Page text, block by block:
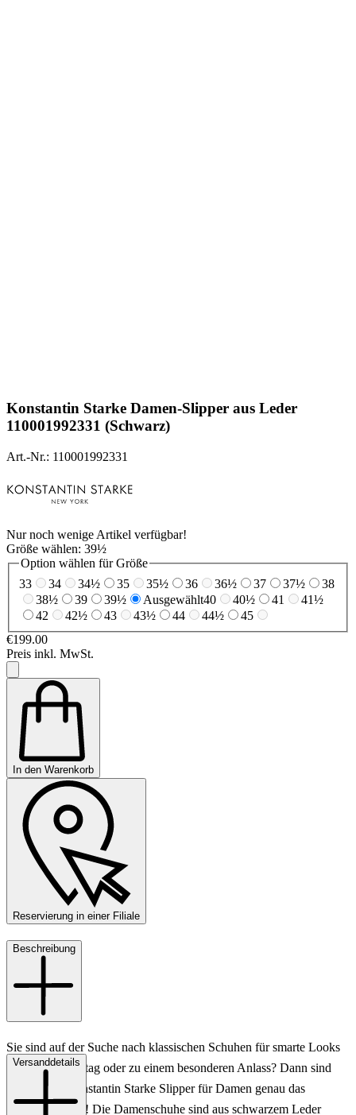
Konstantin Starke Damen-Slipper aus Leder
110001992331 (Schwarz)
Art.-Nr.: 110001992331
Nur noch wenige Artikel verfügbar!
Größe wählen: 39½
Option wählen für Größe
33
34 34½ 35 35½ 36 36½ 37 37½
38
38½
39 39½ Ausgewählt40 40½ 41
41½
42
42½ 43 43½ 44 44½
45
€199.00
Preis inkl. MwSt.
In den Warenkorb
Reservierung in einer Filiale
Beschreibung
Sie sind auf der Suche nach klassischen Schuhen für smarte Looks
im Büro, im Alltag oder zu einem besonderen Anlass? Dann sind
diese tollen Konstantin Starke Slipper für Damen genau das
Richtige für Sie! Die Damenschuhe sind aus schwarzem Leder
Versanddetails